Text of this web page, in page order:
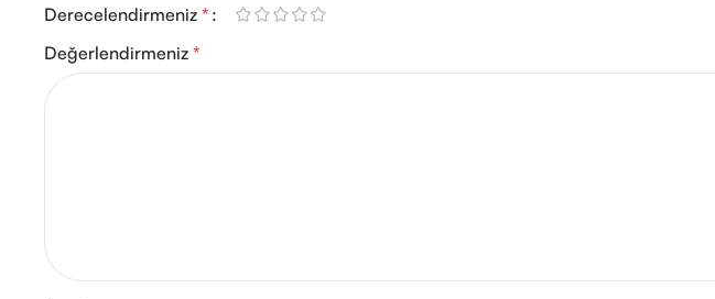
Derecelendirmeniz *
Değerlendirmeniz *